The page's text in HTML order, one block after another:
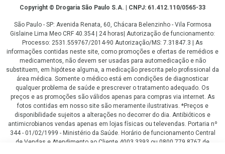
CopyrightCopyright © Drogaria São Paulo S.A. | CNPJ: 61.412.110/0565-33
São Paulo - SP: Avenida Renata, 60, Chácara Belenzinho - Vila Formosa
Gislaine Lima Meo CRF 40.354 | 24 horas| Autorização de funcionamento:
Processo: 2531.559767/2014-90 Autorização/MS: 7.31847.3 | As
informações contidas neste site, como promoções e ofertas de remédios e
medicamentos, não devem ser usadas para automedicação e não
substituem, em hipótese alguma, a medicação prescrita pelo profissional da
área médica. Somente o médico está em condições de diagnosticar
qualquer problema de saúde e prescrever o tratamento adequado. Os
preços e as promoções são válidos apenas para compras via internet. As
fotos contidas em nosso site são meramente ilustrativas. *Preços e
disponibilidade sujeitos a alterações no decorrer do dia. Antibióticos e
antimicrobianos vendas apenas em lojas físicas ou televendas. Portaria nº
344 - 01/02/1999 - Ministério da Saúde. Horário de funcionamento Central
de Vendas e Atendimento ao Cliente 4003 3393 ou 0800 779 8767 de